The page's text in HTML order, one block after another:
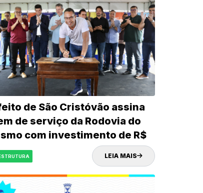
de São Cristóvão assina
de serviço da Rodovia do
com investimento de R$
LEIA MAIS